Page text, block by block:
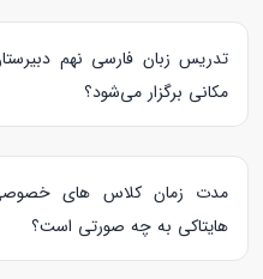
تدریس زبان فارسی نهم
مکانی برگزار می‌شود؟
مکان برگزاریکلاس خصوصی
آموز و معلم تعیین می‌شود.
مدت زمان کلاس های خصوصی
هایتاکی به چه صورتی است؟